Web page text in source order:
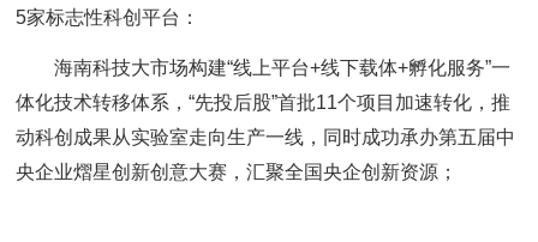
5家标志性科创平台：
海南科技大市场构建“线上平台+线下载体+孵化服务”一
体化技术转移体系，“先投后股”首批11个项目加速转化，推
动科创成果从实验室走向生产一线，同时成功承办第五届中
央企业熠星创新创意大赛，汇聚全国央企创新资源；